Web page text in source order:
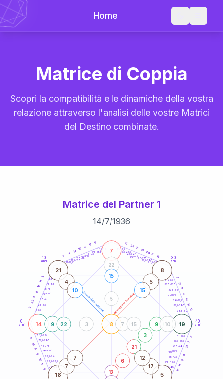
Home
Matrice di Coppia
Scopri la compatibilità e le dinamiche della vostra
relazione attraverso l'analisi delle vostre Matrici
del Destino combinate.
Matrice del Partner 1
14/7/1936
generazione maschile generazione femminile
0
anni
10
anni
30
anni
40
anni
1-2,5
2,5-3,5
3,5-4
6-7,5
7,5-8,5
8,5-9
11-12,5
12,5-13,5
13,5-14
16-17,5
17,5-18,5
18,5-19
21-22,5
22,5-23,5
23,5-24
26-27,5
27,5-28,5
28,5-29
31-32,5
32,5-33,5
33,5-34
36-37,5
37,5-38,5
38,5-39
41-42,5
42,5-43,5
43,5-44
46-47,5
47,5-48,5
48,5-49
71-72,5
72,5-73,5
73,5-74
76-77,5
77,5-78,5
78,5-79
9
22
3
8
19
11
5
7
4
14
10
9
17
6 11
22 10
15
20 5
13
7
17
8
9
19
10
11
8
7
13
6
17
11
16
5
5
10
5
6
19
6
14
7
19
8
21 8
18 5
12
6
21
3
9
9
22
10
22
15
7 15
3
5
4
10
5
15
7
7
17
12
5anni
15 anni 25anni
35anni
45anni
75anni